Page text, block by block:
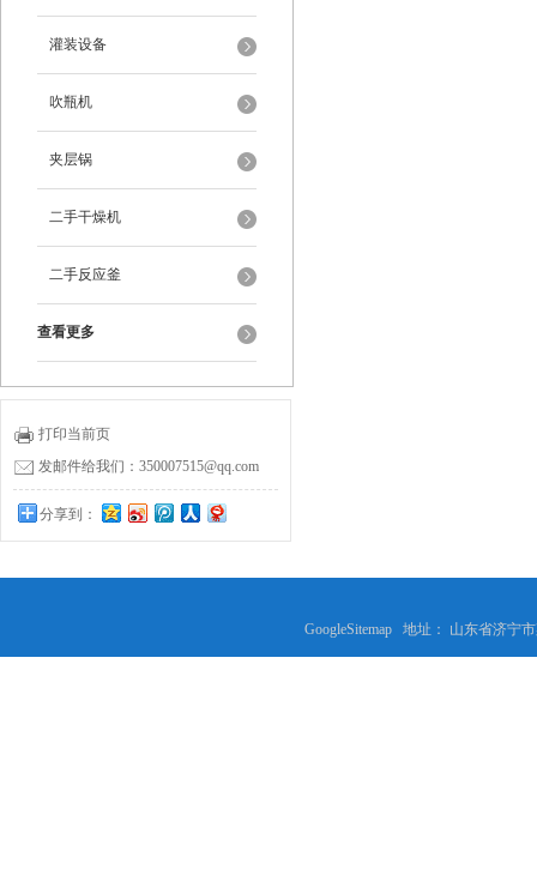
灌装设备
吹瓶机
夹层锅
二手干燥机
二手反应釜
查看更多
打印当前页
发邮件给我们：350007515@qq.com
分享到：
GoogleSitemap 地址： 山东省济宁